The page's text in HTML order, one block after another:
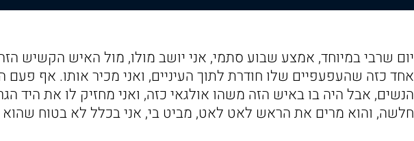
יום שרבי במיוחד, אמצע שבוע סתמי, אני יושב מולו, מול האיש הקשיש
אחד כזה שהעפעפיים שלו חודרת לתוך העיניים, ואני מכיר אותו. אף פעם
הנשים, אבל היה בו באיש הזה משהו אולגאי כזה, ואני מחזיק לו את היד
חלשה, והוא מרים את הראש לאט לאט, מביט בי, אני בכלל לא בטוח